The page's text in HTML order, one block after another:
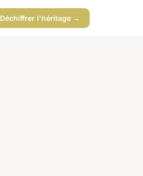
Déchiffrer l'héritage →